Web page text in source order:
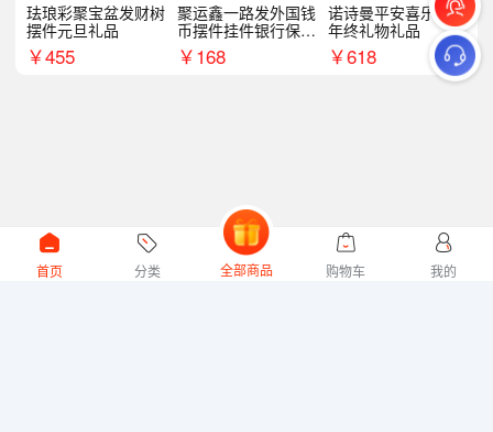
珐琅彩聚宝盆发财树
摆件元旦礼品
￥455
聚运鑫一路发外国钱
币摆件挂件银行保险
商务礼
￥168
诺诗曼平安喜乐摆件
年终礼物礼品
￥618
首页 分类 全部商品 购物车 我的